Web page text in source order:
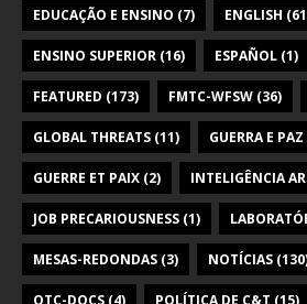
EDUCAÇÃO E ENSINO (7) ENGLISH
ENSINO SUPERIOR (16) ESPAÑOL (1)
FEATURED (173) FMTC-WFSW (36)
GLOBAL THREATS (11) GUERRA E PAZ
GUERRE ET PAIX (2) INTELIGÊNCIA
JOB PRECARIOUSNESS (1)
MESAS-REDONDAS (3) NOTÍCIAS
OTC-DOCS (4) POLÍTICA DE C&T (15)